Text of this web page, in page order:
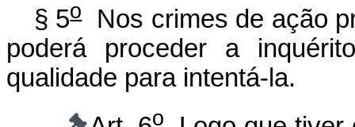
§ 5oNos crimes de ação
poderá proceder a
qualidade para intentá-la.
o